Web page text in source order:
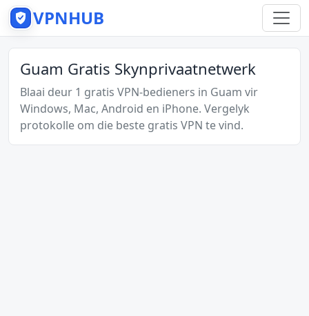
VPNHUB
Guam Gratis Skynprivaatnetwerk
Blaai deur 1 gratis VPN-bedieners in Guam vir
Windows, Mac, Android en iPhone. Vergelyk
protokolle om die beste gratis VPN te vind.